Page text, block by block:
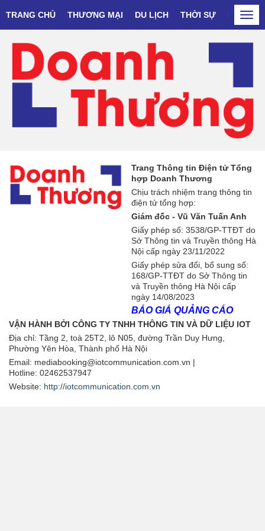
TRANG CHỦ THƯƠNG MẠI DU LỊCH THỜI SỰ DOANH
Trang Thông tin Điện tử Tổng
hợp Doanh Thương
Chịu trách nhiệm trang thông tin
điện tử tổng hợp:
Giám đốc - Vũ Văn Tuấn Anh
Giấy phép số: 3538/GP-TTĐT do
Sở Thông tin và Truyền thông Hà
Nội cấp ngày 23/11/2022
Giấy phép sửa đổi, bổ sung số:
168/GP-TTĐT do Sở Thông tin
và Truyền thông Hà Nội cấp
ngày 14/08/2023
BÁO GIÁ QUẢNG CÁO
VẬN HÀNH BỞI CÔNG TY TNHH THÔNG TIN VÀ DỮ LIỆU IOT
Địa chỉ: Tầng 2, toà 25T2, lô N05, đường Trần Duy Hưng,
Phường Yên Hòa, Thành phố Hà Nội
Email: mediabooking@iotcommunication.com.vn |
Hotline: 02462537947
Website: http://iotcommunication.com.vn